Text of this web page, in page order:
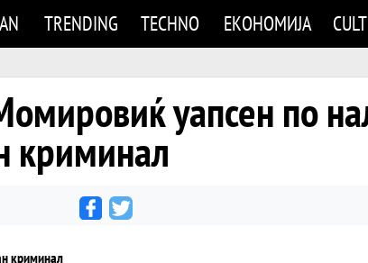
TRENDING TECHNO ЕКОНОМИЈА CULT
уапсен по
криминал